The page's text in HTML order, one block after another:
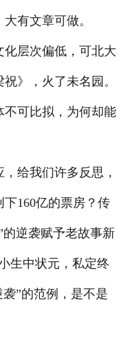
有文章可做。
层次偏低，可北大
》，火了未名园。
可比拟，为何却能
给我们许多反思，
160亿的票房？传
逆袭赋予老故事新
生中状元，私定终
”的范例，是不是